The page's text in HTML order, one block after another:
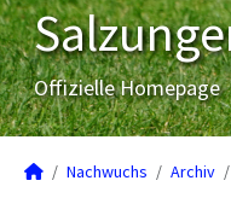
Offizielle Homepage
Nachwuchs Archiv